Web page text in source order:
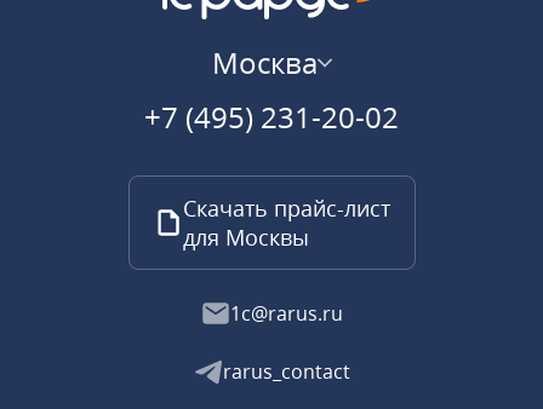
Москва
+7 (495) 231-20-02
Скачать прайс-лист
для Москвы
1c@rarus.ru
rarus_contact